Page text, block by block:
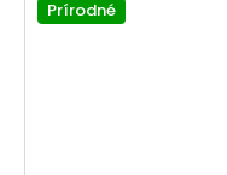
Prírodné